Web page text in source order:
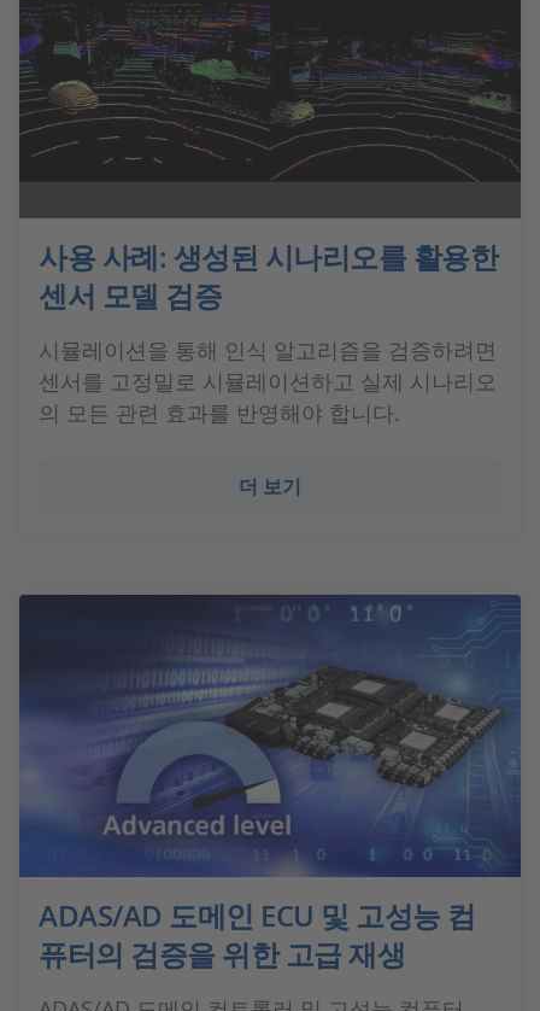
사용 사례: 생성된 시나리오를 활용한
센서 모델 검증
시뮬레이션을 통해 인식 알고리즘을 검증하려면
센서를 고정밀로 시뮬레이션하고 실제 시나리오
의 모든 관련 효과를 반영해야 합니다.
더 보기
ADAS/AD 도메인 ECU 및 고성능 컴
퓨터의 검증을 위한 고급 재생